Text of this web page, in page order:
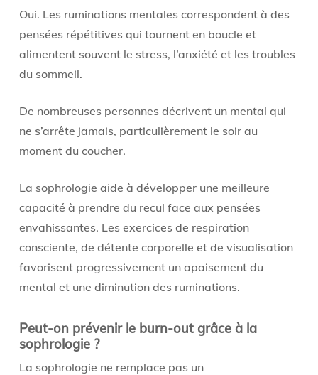
Oui. Les ruminations mentales correspondent à des
pensées répétitives qui tournent en boucle et
alimentent souvent le stress, l’anxiété et les troubles
du sommeil.
De nombreuses personnes décrivent un mental qui
ne s’arrête jamais, particulièrement le soir au
moment du coucher.
La sophrologie aide à développer une meilleure
capacité à prendre du recul face aux pensées
envahissantes. Les exercices de respiration
consciente, de détente corporelle et de visualisation
favorisent progressivement un apaisement du
mental et une diminution des ruminations.
Peut-on prévenir le burn-out grâce à la
sophrologie ?
La sophrologie ne remplace pas un